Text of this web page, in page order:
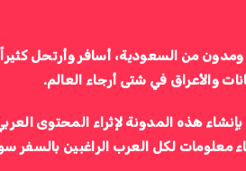
من السعودية، أسافر وأرتحل
والأعراق في شتى أرجاء العالم.
هذه المدونة لإثراء المحتوى
معلومات لكل العرب الراغبين بالسفر